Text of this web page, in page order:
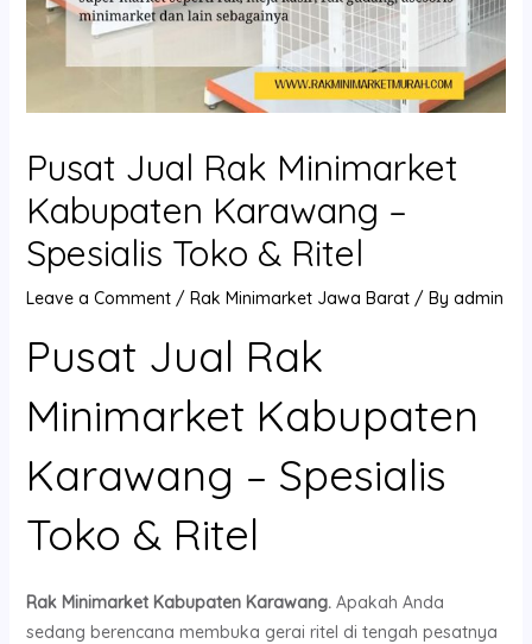
Pusat Jual Rak Minimarket
Kabupaten Karawang –
Spesialis Toko & Ritel
Leave a Comment / Rak Minimarket Jawa Barat/ By admin
Pusat Jual Rak
Minimarket Kabupaten
Karawang – Spesialis
Toko & Ritel
Rak Minimarket Kabupaten Karawang. Apakah Anda
sedang berencana membuka gerai ritel di tengah pesatnya